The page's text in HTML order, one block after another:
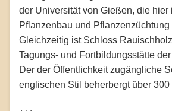
der Universität von Gießen, die hier
Pflanzenbau und Pflanzenzüchtung
Gleichzeitig ist Schloss
Tagungs- und Fortbildungsstätte
Der der Öffentlichkeit zugängliche
englischen Stil beherbergt über 300